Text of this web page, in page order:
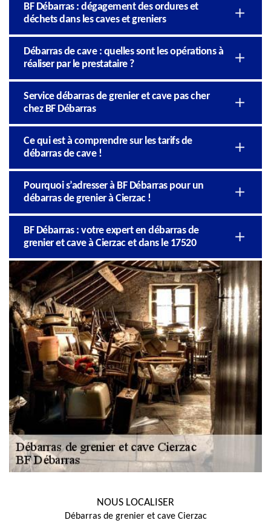
BF Débarras : dégagement des ordures et
déchets dans les caves et greniers
Débarras de cave : quelles sont les opérations à
réaliser par le prestataire ?
Service débarras de grenier et cave pas cher
chez BF Débarras
Ce qui est à comprendre sur les tarifs de
débarras de cave !
Pourquoi s’adresser à BF Débarras pour un
débarras de grenier à Cierzac !
BF Débarras : votre expert en débarras de
grenier et cave à Cierzac et dans le 17520
NOUS LOCALISER
Débarras de grenier et cave Cierzac